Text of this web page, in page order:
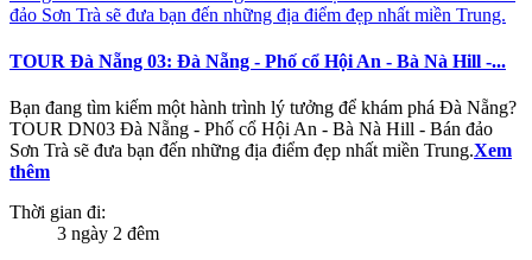
TOUR Đà Nẵng 03: Đà Nẵng - Phố cổ Hội An - Bà Nà Hill -...
Bạn đang tìm kiếm một hành trình lý tưởng để khám phá Đà Nẵng?
TOUR DN03 Đà Nẵng - Phố cổ Hội An - Bà Nà Hill - Bán đảo
Sơn Trà sẽ đưa bạn đến những địa điểm đẹp nhất miền Trung.Xem
thêm
Thời gian đi:
3 ngày 2 đêm